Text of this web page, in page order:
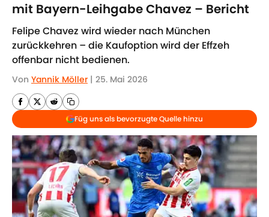
mit Bayern-Leihgabe Chavez – Bericht
Felipe Chavez wird wieder nach München
zurückkehren – die Kaufoption wird der Effzeh
offenbar nicht bedienen.
Von Yannik Möller | 25. Mai 2026
Füg uns als bevorzugte Quelle hinzu